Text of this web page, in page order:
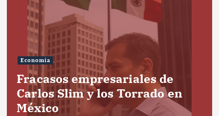
Economía
Fracasos empresariales de
Carlos Slim y los Torrado en
México